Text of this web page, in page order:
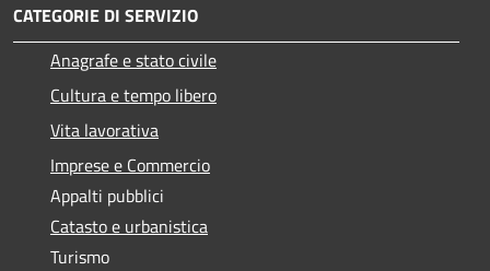
CATEGORIE DI SERVIZIO
Anagrafe e stato civile
Cultura e tempo libero
Vita lavorativa
Imprese e Commercio
Appalti pubblici
Catasto e urbanistica
Turismo